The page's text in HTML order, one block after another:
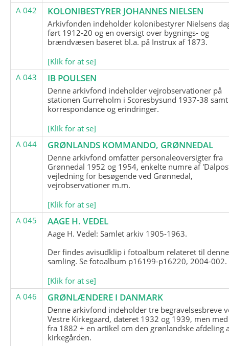
A 042
KOLONIBESTYRER JOHANNES NIELSEN
Arkivfonden indeholder kolonibestyrer Nielsens
ført 1912-20 og en oversigt over bygnings- og
brændvæsen baseret bl.a. på Instrux af 1873.
[Klik for at se]
A 043
IB POULSEN
Denne arkivfond indeholder vejrobservationer på
stationen Gurreholm i Scoresbysund 1937-38 samt
korrespondance og erindringer.
[Klik for at se]
A 044
GRØNLANDS KOMMANDO, GRØNNEDAL
Denne arkivfond omfatter personaleoversigter fra
Grønnedal 1952 og 1954, enkelte numre af
vejledning for besøgende ved Grønnedal,
vejrobservationer m.m.
[Klik for at se]
A 045
AAGE H. VEDEL
Aage H. Vedel: Samlet arkiv 1905-1963.
Der findes avisudklip i fotoalbum relateret til denne
samling. Se fotoalbum p16199-p16220, 2004-002.
[Klik for at se]
A 046
GRØNLÆNDERE I DANMARK
Denne arkivfond indeholder tre begravelsesbreve
Vestre Kirkegaard, dateret 1932 og 1939, men
fra 1882 + en artikel om den grønlandske afdeling
kirkegården.